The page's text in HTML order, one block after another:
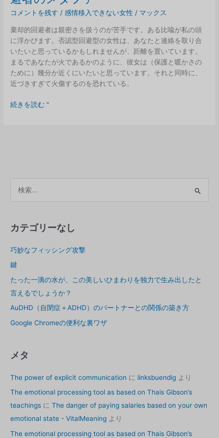
は
に
と
っ
て
有
害
あ
コメントを残す /感情移入できない女性 / マックス
棄却的回避者は親密さを扱うのが苦手です。ある比喩が私の頭
に浮かびます。否認型回避型の女性は、あなたと連絡を取り合
いたいと思っているかもしれませんが、距離を置いています。
まるであなたが火であるかのように、彼女は（保護と暖かさの
ために）幾分か近くにいたいと思っています。それと同時に、
近づきすぎて火傷するのを恐れている。
炎：
雇
回
避
者
メ
タ
フ
続きを読む "
イ
ス
カテゴリーなし
巧妙なフィッシング攻撃
鍵
たった一滴の水が、この美しいひまわりを独力で生み出したと
言えるでしょうか？
AuDHD（自閉症＋ADHD）のパートナーとの関係の築き方
Google Chromeの便利な裏ワザ
メタ
The power of explicit communication に linksbuendig より
The emotional processing tool as based on Thais Gibson’s
teachings にThe danger of paying salaries based on your own
emotional state - VitalMeaning より
The emotional processing tool as based on Thais Gibson’s